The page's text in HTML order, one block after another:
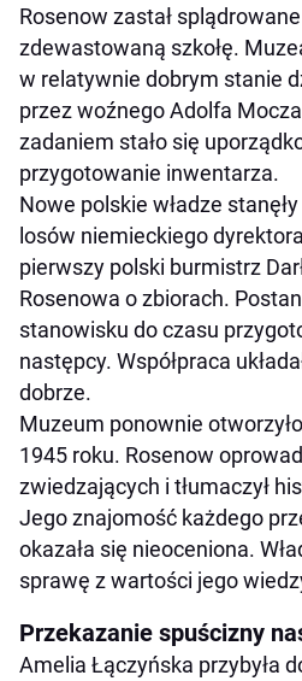
Rosenow zastał
zdewastowaną szkołę.
w relatywnie dobrym stanie
przez woźnego Adolfa
zadaniem stało się
przygotowanie inwentarza.
Nowe polskie władze
losów niemieckiego
pierwszy polski burmistrz
Rosenowa o zbiorach.
stanowisku do czasu
następcy. Współpraca
dobrze.
Muzeum ponownie
1945 roku. Rosenow
zwiedzających i tłumaczył
Jego znajomość każdego
okazała się nieoceniona.
sprawę z wartości jego
Przekazanie spuścizny
Amelia Łączyńska przybyła